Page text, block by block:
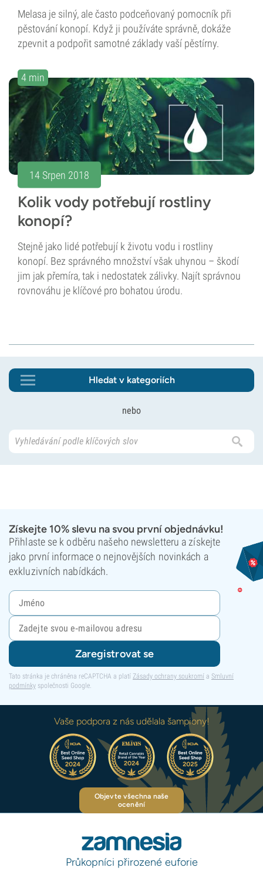
Melasa je silný, ale často podceňovaný pomocník při
pěstování konopí. Když ji používáte správně, dokáže
zpevnit a podpořit samotné základy vaší pěstírny.
4 min
14 Srpen 2018
Kolik vody potřebují rostliny
konopí?
Stejně jako lidé potřebují k životu vodu i rostliny
konopí. Bez správného množství však uhynou – škodí
jim jak přemíra, tak i nedostatek zálivky. Najít správnou
rovnováhu je klíčové pro bohatou úrodu.
Hledat v kategoriích
nebo
Získejte 10% slevu na svou první objednávku!
Přihlaste se k odběru našeho newsletteru a získejte
jako první informace o nejnovějších novinkách a
exkluzivních nabídkách.
Zaregistrovat se
Tato stránka je chráněna reCAPTCHA a platí Zásady ochrany soukromí a Smluvní
podmínky společnosti Google.
Vaše podpora z nás udělala šampiony!
Objevte všechna naše
ocenění
Průkopníci přirozené euforie